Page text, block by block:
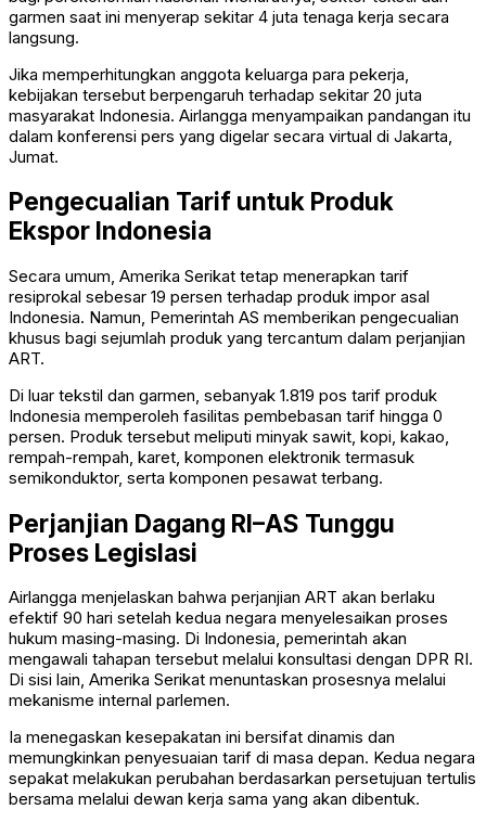
garmen saat ini menyerap sekitar 4 juta tenaga kerja secara
langsung.
Jika memperhitungkan anggota keluarga para pekerja,
kebijakan tersebut berpengaruh terhadap sekitar 20 juta
masyarakat Indonesia. Airlangga menyampaikan pandangan itu
dalam konferensi pers yang digelar secara virtual di Jakarta,
Jumat.
Pengecualian Tarif untuk Produk
Ekspor Indonesia
Secara umum, Amerika Serikat tetap menerapkan tarif
resiprokal sebesar 19 persen terhadap produk impor asal
Indonesia. Namun, Pemerintah AS memberikan pengecualian
khusus bagi sejumlah produk yang tercantum dalam perjanjian
ART.
Di luar tekstil dan garmen, sebanyak 1.819 pos tarif produk
Indonesia memperoleh fasilitas pembebasan tarif hingga 0
persen. Produk tersebut meliputi minyak sawit, kopi, kakao,
rempah-rempah, karet, komponen elektronik termasuk
semikonduktor, serta komponen pesawat terbang.
Perjanjian Dagang RI–AS Tunggu
Proses Legislasi
Airlangga menjelaskan bahwa perjanjian ART akan berlaku
efektif 90 hari setelah kedua negara menyelesaikan proses
hukum masing-masing. Di Indonesia, pemerintah akan
mengawali tahapan tersebut melalui konsultasi dengan DPR RI.
Di sisi lain, Amerika Serikat menuntaskan prosesnya melalui
mekanisme internal parlemen.
Ia menegaskan kesepakatan ini bersifat dinamis dan
memungkinkan penyesuaian tarif di masa depan. Kedua negara
sepakat melakukan perubahan berdasarkan persetujuan tertulis
bersama melalui dewan kerja sama yang akan dibentuk.